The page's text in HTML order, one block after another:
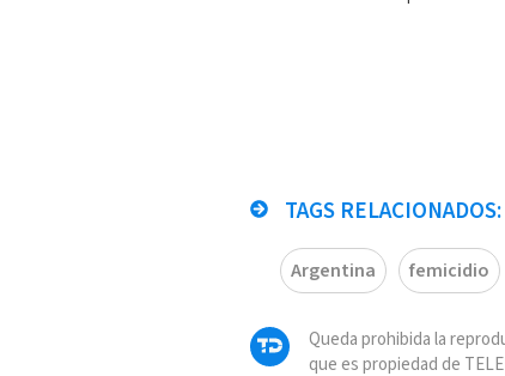
TAGS RELACIONADOS:
Argentina femicidio
Queda prohibida la
que es propiedad de